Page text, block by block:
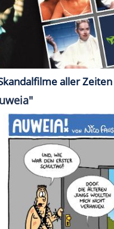
aller Zeiten